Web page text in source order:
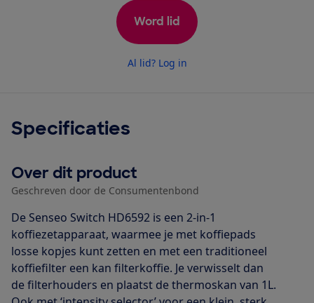
Word lid
Al lid? Log in
Specificaties
Over dit product
Geschreven door de Consumentenbond
De Senseo Switch HD6592 is een 2-in-1
koffiezetapparaat, waarmee je met koffiepads
losse kopjes kunt zetten en met een traditioneel
koffiefilter een kan filterkoffie. Je verwisselt dan
de filterhouders en plaatst de thermoskan van 1L.